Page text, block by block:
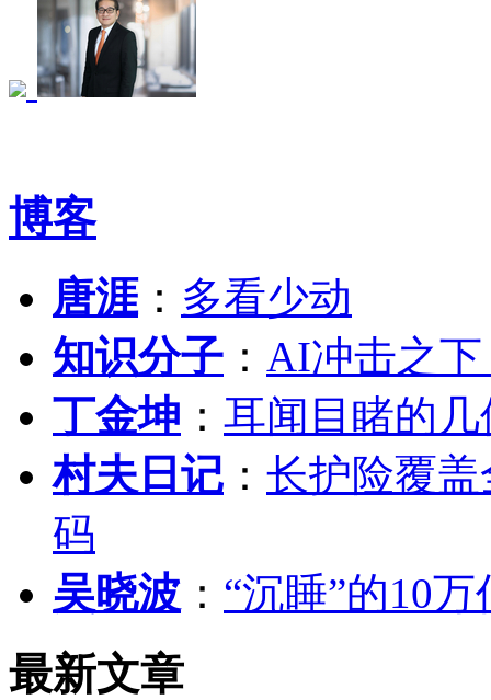
博客
唐涯： 多看少动
知识分子 ： AI冲击之
丁金坤 ： 耳闻目睹的
村夫日记 ： 长护险覆
码
吴晓波 ： “沉睡”的10
最新文章